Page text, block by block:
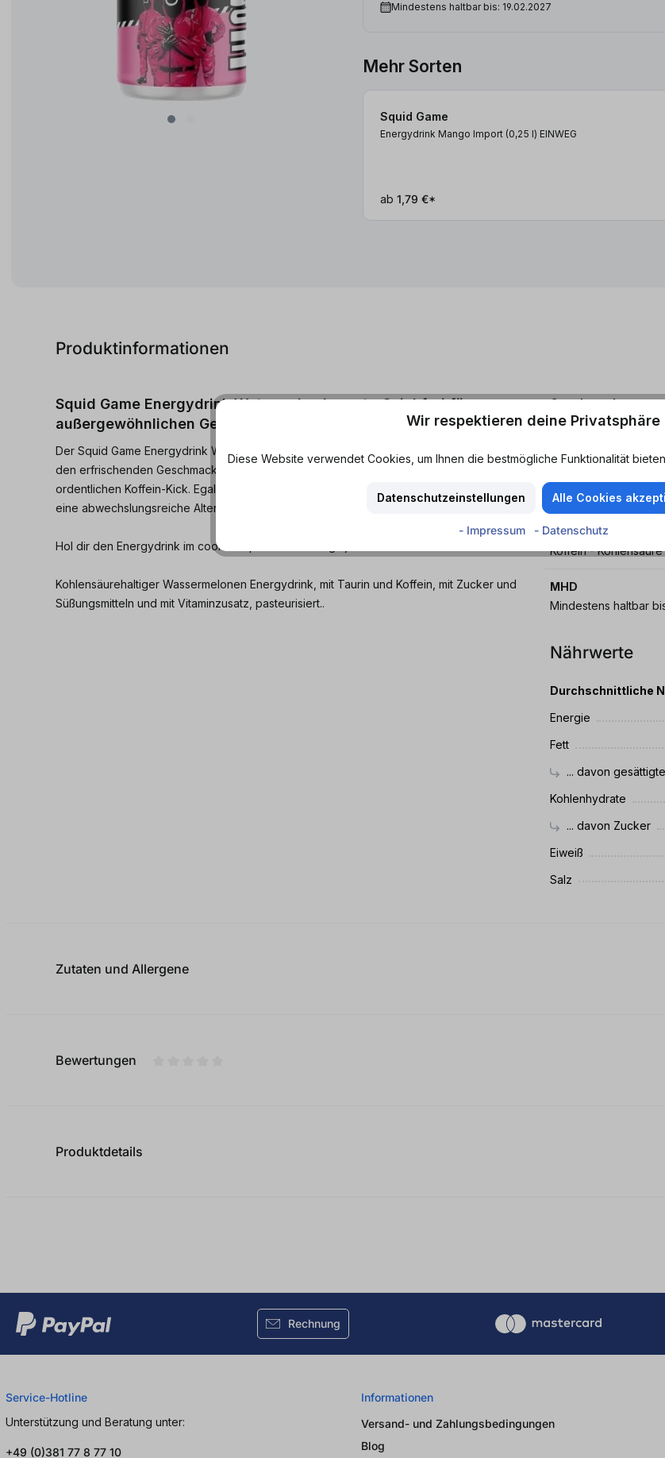
Mindestens haltbar bis: 19.02.2027
Mehr Sorten
Squid Game
Energydrink Mango Import (0,25 l) EINWEG
ab 1,79 €*
Produktinformationen
Squid Game Energydrink Watermelon Import - Spiel frei für
außergewöhnlichen Geschmack!
Der Squid Game Energydrink Watermelon bringt nicht nur Kultfaktor mit, sondern auch
den erfrischenden Geschmack von saftiger Wassermelone - kombiniert mit einem
ordentlichen Koffein-Kick. Egal ob beim Zocken, Lernen oder Chillen – dieser Drink ist
eine abwechslungsreiche Alternative zum herkömmlichen Energy Drink.
Hol dir den Energydrink im coolen Squid Game-Design jetzt bei Dosenmatrosen.de!
Kohlensäurehaltiger Wassermelonen Energydrink, mit Taurin und Koffein, mit Zucker und
Süßungsmitteln und mit Vitaminzusatz, pasteurisiert..
Geschmack
Wassermelone
Merkmale
Aromatisch -
- Spritzig - Süß
Eigenschaften
Koffein -
MHD
Nährwerte
Durchschnittliche
Energie
Fett
... davon
Kohlenhydrate
... davon Zucker
Eiweiß
Salz
Zutaten und Allergene
Bewertungen
Produktdetails
Rechnung
Service-Hotline
Unterstützung und Beratung unter:
+49 (0)381 77 8 77 10
Informationen
Versand- und Zahlungsbedingungen
Blog
Wir respektieren deine Privatsphäre
Diese Website verwendet Cookies, um Ihnen die bestmögliche Funktionalität
Datenschutzeinstellungen Alle Cookies
- Impressum - Datenschutz